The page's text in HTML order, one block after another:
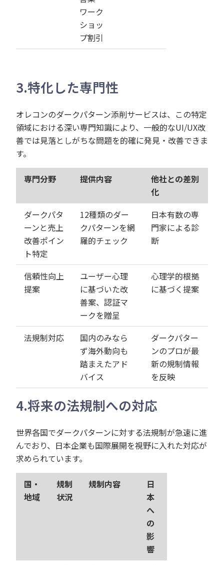
ワーク
ショッ
プ割引
3.特化した専門性
オレコンのダークパターン添削サービスは、この特定
領域における深い専門知識により、一般的なUI/UX改
善では見落としがちな問題を的確に発見・改善できま
す。
専門分野 提供内容
他社との差別
化
ダークパタ
ーンと売上
改善ポイン
ト特定
12種類のダー
クパターンを網
羅的チェック
日本有数の専
門家による診
断
信頼性向上
提案
ユーザー心理
に基づいた改
善案、認証マ
ークを贈呈
心理学的根拠
に基づく提案
法規制対応
国内のみなら
ず海外動向も
踏まえたアド
バイス
ダークパター
ンのプロが最
新の規制情報
を反映
4.将来の法規制への対応
世界各国でダークパターンに対する法規制が急速に進
んでおり、日本企業も国際展開を視野に入れた対応が
求められています。
国・
地域
規制
状況
規制内容
日
本
へ
の
影
響